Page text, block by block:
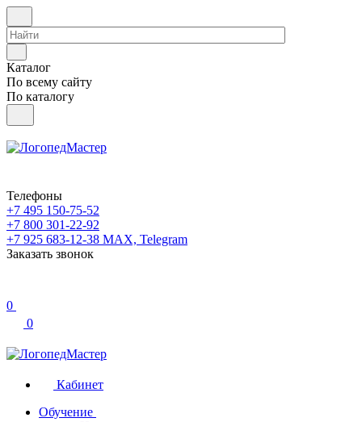
Каталог
По всему сайту
По каталогу
Телефоны
+7 495 150-75-52
+7 800 301-22-92
+7 925 683-12-38 MAX, Telegram
Заказать звонок
0
0
Кабинет
Обучение